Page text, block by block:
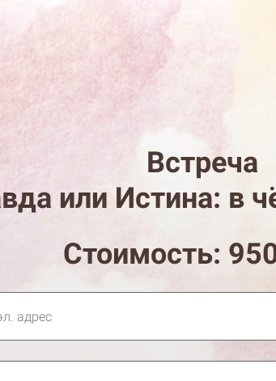
Встреча
или Истина: в
Стоимость: